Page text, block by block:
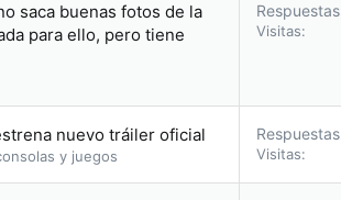
saca buenas fotos de la
para ello, pero tiene
Respuestas
Visitas
nuevo tráiler oficial
y juegos
Respuestas
Visitas